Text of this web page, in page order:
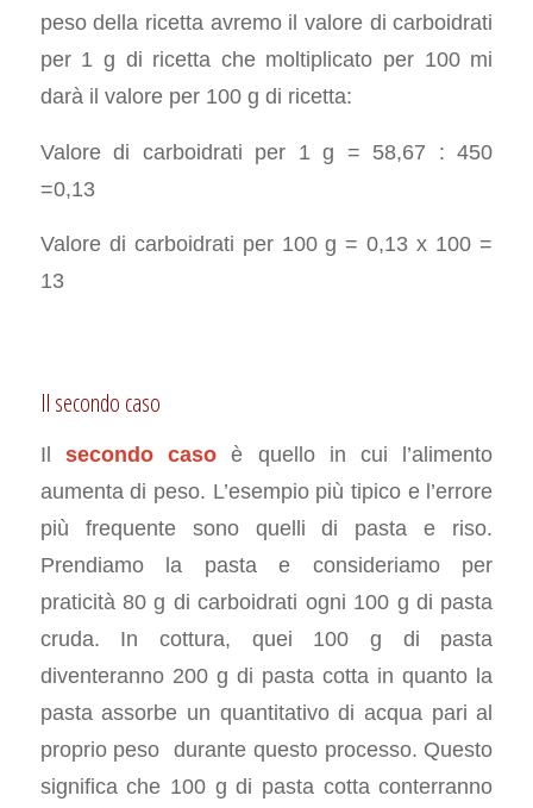
peso della ricetta avremo il valore di carboidrati
per 1 g di ricetta che moltiplicato per 100 mi
darà il valore per 100 g di ricetta:
Valore di carboidrati per 1 g = 58,67 : 450
=0,13
Valore di carboidrati per 100 g = 0,13 x 100 =
13
Il secondo caso
Il secondo caso è quello in cui l’alimento
aumenta di peso. L’esempio più tipico e l’errore
più frequente sono quelli di pasta e riso.
Prendiamo la pasta e consideriamo per
praticità 80 g di carboidrati ogni 100 g di pasta
cruda. In cottura, quei 100 g di pasta
diventeranno 200 g di pasta cotta in quanto la
pasta assorbe un quantitativo di acqua pari al
proprio peso durante questo processo. Questo
significa che 100 g di pasta cotta conterranno